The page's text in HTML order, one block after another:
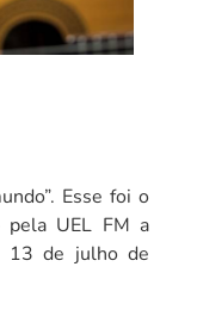
Esse foi o
pela UEL FM a
13 de julho de